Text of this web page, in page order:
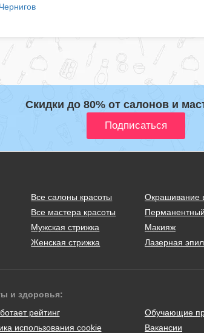
Скидки до 80% от салонов и
Все салоны красоты
Все мастера красоты
Мужская стрижка
Женская стрижка
Окрашивание
Макияж
Лазерная
и здоровья:
рейтинг
использования cookie
Обучающие
Вакансии